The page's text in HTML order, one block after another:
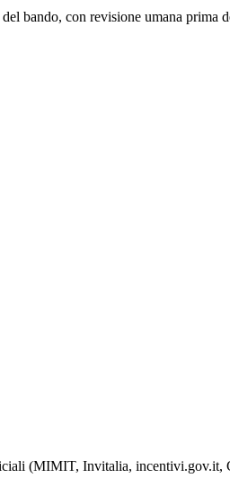
bando, con revisione umana
(MIMIT, Invitalia, incentivi.gov.it,